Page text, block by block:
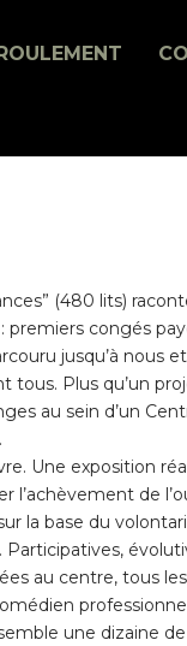
(480 lits)
premiers congés
jusqu’à nous
tous. Plus qu’un
au sein d’un
Une exposition
de
la base du
au centre, tous
une dizaine